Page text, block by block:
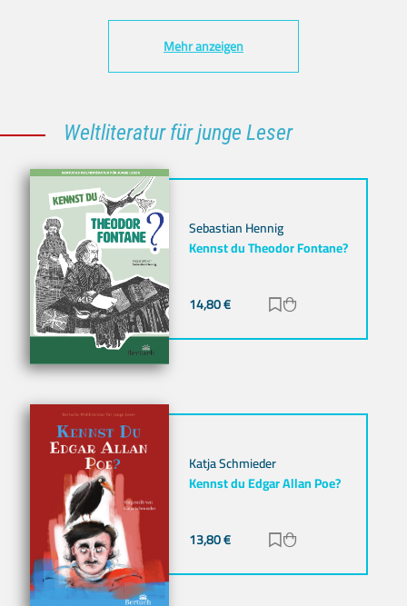
Mehr anzeigen
Weltliteratur für junge Leser
Sebastian Hennig
Kennst du Theodor Fontane?
14,80€ Zur Merkliste
Katja Schmieder
Kennst du Edgar Allan Poe?
13,80€ Zur Merkliste